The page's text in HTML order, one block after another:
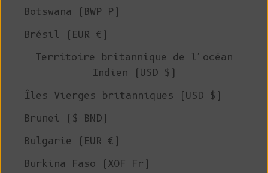
Botswana (BWP P)
Brésil (EUR €)
Territoire britannique de l'océan
Indien (USD $)
Îles Vierges britanniques (USD $)
Brunei ($ BND)
Bulgarie (EUR €)
Burkina Faso (XOF Fr)